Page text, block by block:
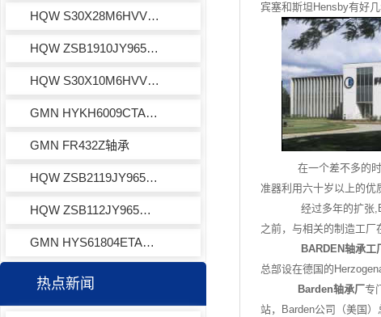
HQW S30X28M6HVVY971轴承
HQW ZSB1910JY965轴承
HQW S30X10M6HVVY971轴承
GMN HYKH6009CTAP4+轴承
GMN FR432Z轴承
HQW ZSB2119JY965轴承
HQW ZSB112JY965轴承
GMN HYS61804ETAP4+轴承
热点新闻
宾塞和斯坦Hensby有好
在一个差不多的时
准器利用六十岁以上的优
经过多年的扩张
之前，与相关的制造工厂
BARDEN轴承工
总部设在德国的
Barden轴承厂专
站，Barden公司（美国